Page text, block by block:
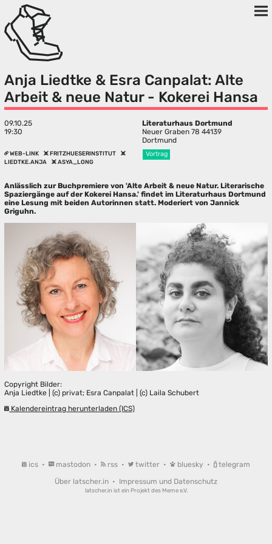
Anja Liedtke & Esra Canpalat: Alte
Arbeit & neue Natur - Kokerei Hansa
09.10.25
19:30
Literaturhaus Dortmund
Neuer Graben 78 44139
Dortmund
WEB-LINK
FRITZHUESERINSTITUT
LIEDTKE.ANJA
ASYA_LONG
Vortrag
Anlässlich zur Buchpremiere von 'Alte Arbeit & neue Natur. Literarische
Spaziergänge auf der Kokerei Hansa.' findet im Literaturhaus Dortmund
eine Lesung mit beiden Autorinnen statt. Moderiert von Jannick
Griguhn.
Copyright Bilder:
Anja Liedtke | (c) privat; Esra Canpalat | (c) Laila Schubert
Kalendereintrag herunterladen (ICS)
ics • mastodon • rss • twitter • bluesky •
telegram
Über latscher.in • Impressum und Datenschutz
latscher.in ist ein Projekt des Meme e.V.